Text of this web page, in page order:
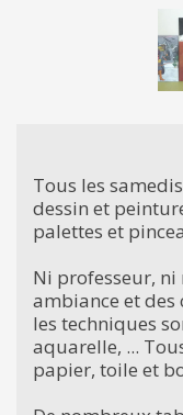
Tous les
dessin et
palettes et
Ni professeur,
ambiance et des
les techniques
aquarelle, ...
papier, toile et